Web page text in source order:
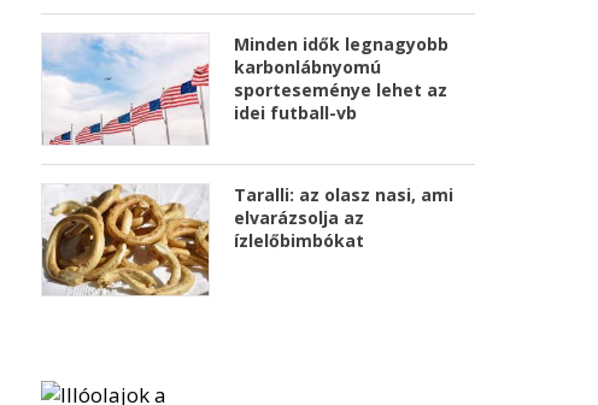
Minden idők legnagyobb
karbonlábnyomú
sporteseménye lehet az
idei futball-vb
Taralli: az olasz nasi, ami
elvarázsolja az
ízlelőbimbókat